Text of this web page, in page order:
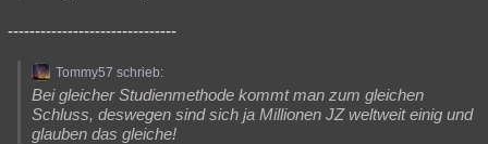
-------------------------------
Tommy57 schrieb:
Bei gleicher Studienmethode kommt man zum gleichen
Schluss, deswegen sind sich ja Millionen JZ weltweit einig und
glauben das gleiche!